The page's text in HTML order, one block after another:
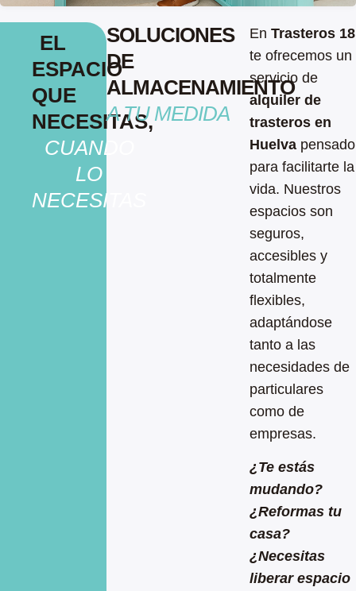
EL
ESPACIO
QUE
NECESITAS,
CUANDO
LO
NECESITAS
SOLUCIONES
DE
ALMACENAMIENTO
A TU MEDIDA
EnTrasteros 18
te ofrecemos un
servicio de
alquiler de
trasteros en
Huelva pensado
para facilitarte la
vida. Nuestros
espacios son
seguros,
accesibles y
totalmente
flexibles,
adaptándose
tanto a las
necesidades de
particulares
como de
empresas.
¿Te estás
mudando?
¿Reformas tu
casa?
¿Necesitas
liberar espacio